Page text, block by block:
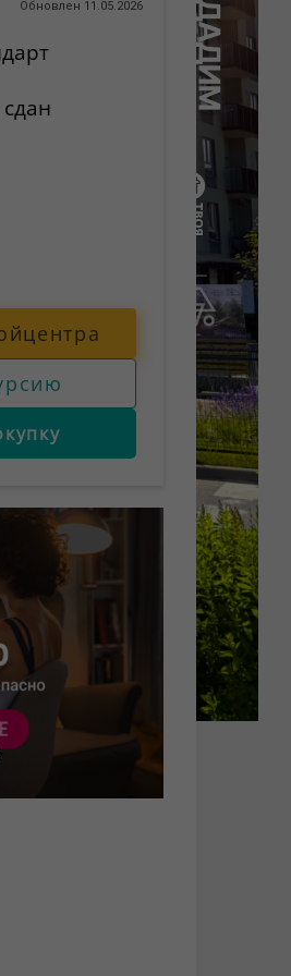
Обновлен 11.05.2026